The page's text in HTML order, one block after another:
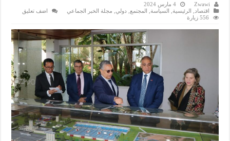
Zwawi
4 مارس 2024
اقتصاد
الرئيسية السياسة المجتمع دولي مجلة الخبر الجماعي
اضف تعليق
556 زيارة